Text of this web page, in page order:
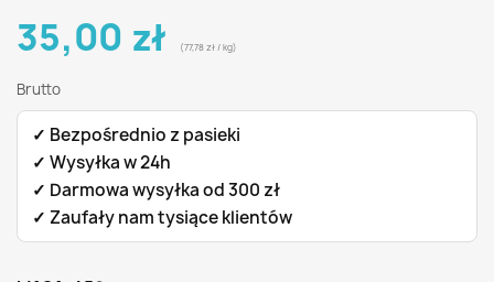
35,00 zł (77,78 zł / kg)
Brutto
✓ Bezpośrednio z pasieki
✓ Wysyłka w 24h
✓ Darmowa wysyłka od 300 zł
✓ Zaufały nam tysiące klientów